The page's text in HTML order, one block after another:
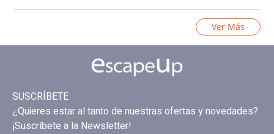
Ver Más
SUSCRÍBETE
¿Quieres estar al tanto de nuestras ofertas y novedades?
¡Suscríbete a la Newsletter!